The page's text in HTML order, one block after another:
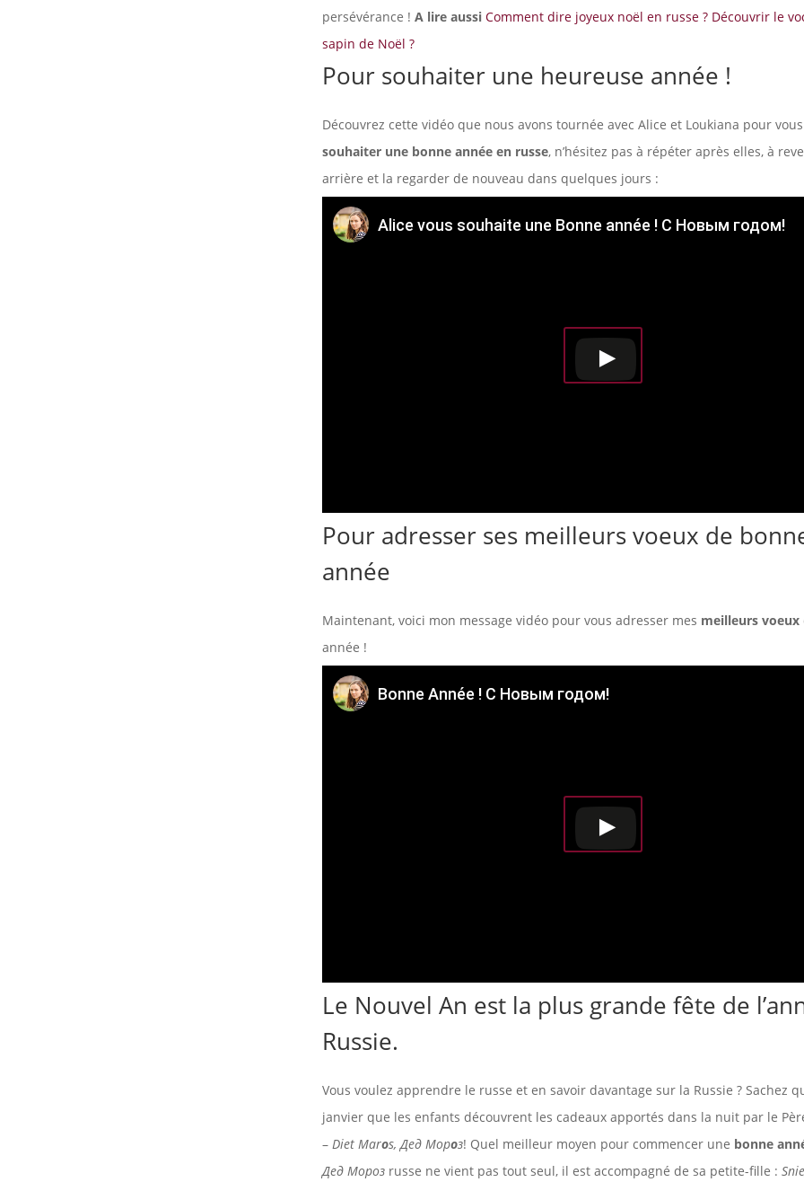
persévérance !A lire aussi Comment dire joyeux noël en russe ? Découvrir le
sapin de Noël ?
Pour souhaiter une heureuse année !
Découvrez cette vidéo que nous avons tournée avec Alice et Loukiana pour
souhaiter une bonne année en russe, n’hésitez pas à répéter après elles, à
arrière et la regarder de nouveau dans quelques jours :
Alice vous souhaite une Bonne année ! С Новым годом!
Pour adresser ses meilleurs voeux de
année
Maintenant, voici mon message vidéo pour vous adresser mes meilleurs voeux
année !
Bonne Année ! С Новым годом!
Le Nouvel An est la plus grande fête de
Russie.
Vous voulez apprendre le russe et en savoir davantage sur la Russie ? Sachez
janvier que les enfants découvrent les cadeaux apportés dans la nuit par le
– Diet Maros, Дед Мороз! Quel meilleur moyen pour commencer une bonne
Дед Мороз russe ne vient pas tout seul, il est accompagné de sa petite-fille :